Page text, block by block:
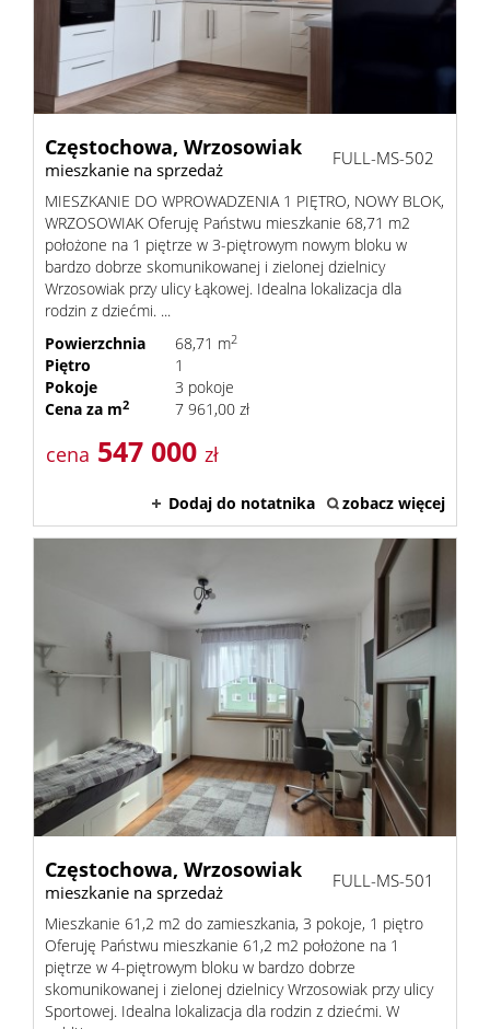
Częstochowa, Wrzosowiak
mieszkanie na sprzedaż
FULL-MS-502
MIESZKANIE DO WPROWADZENIA 1 PIĘTRO, NOWY BLOK,
WRZOSOWIAK Oferuję Państwu mieszkanie 68,71 m2
położone na 1 piętrze w 3-piętrowym nowym bloku w
bardzo dobrze skomunikowanej i zielonej dzielnicy
Wrzosowiak przy ulicy Łąkowej. Idealna lokalizacja dla
rodzin z dziećmi. ...
Powierzchnia
68,71 m2
Piętro
1
Pokoje
3 pokoje
Cena za m2 7 961,00 zł
cena 547 000 zł
Dodaj do notatnika zobacz więcej
Częstochowa, Wrzosowiak
mieszkanie na sprzedaż
FULL-MS-501
Mieszkanie 61,2 m2 do zamieszkania, 3 pokoje, 1 piętro
Oferuję Państwu mieszkanie 61,2 m2 położone na 1
piętrze w 4-piętrowym bloku w bardzo dobrze
skomunikowanej i zielonej dzielnicy Wrzosowiak przy ulicy
Sportowej. Idealna lokalizacja dla rodzin z dziećmi. W